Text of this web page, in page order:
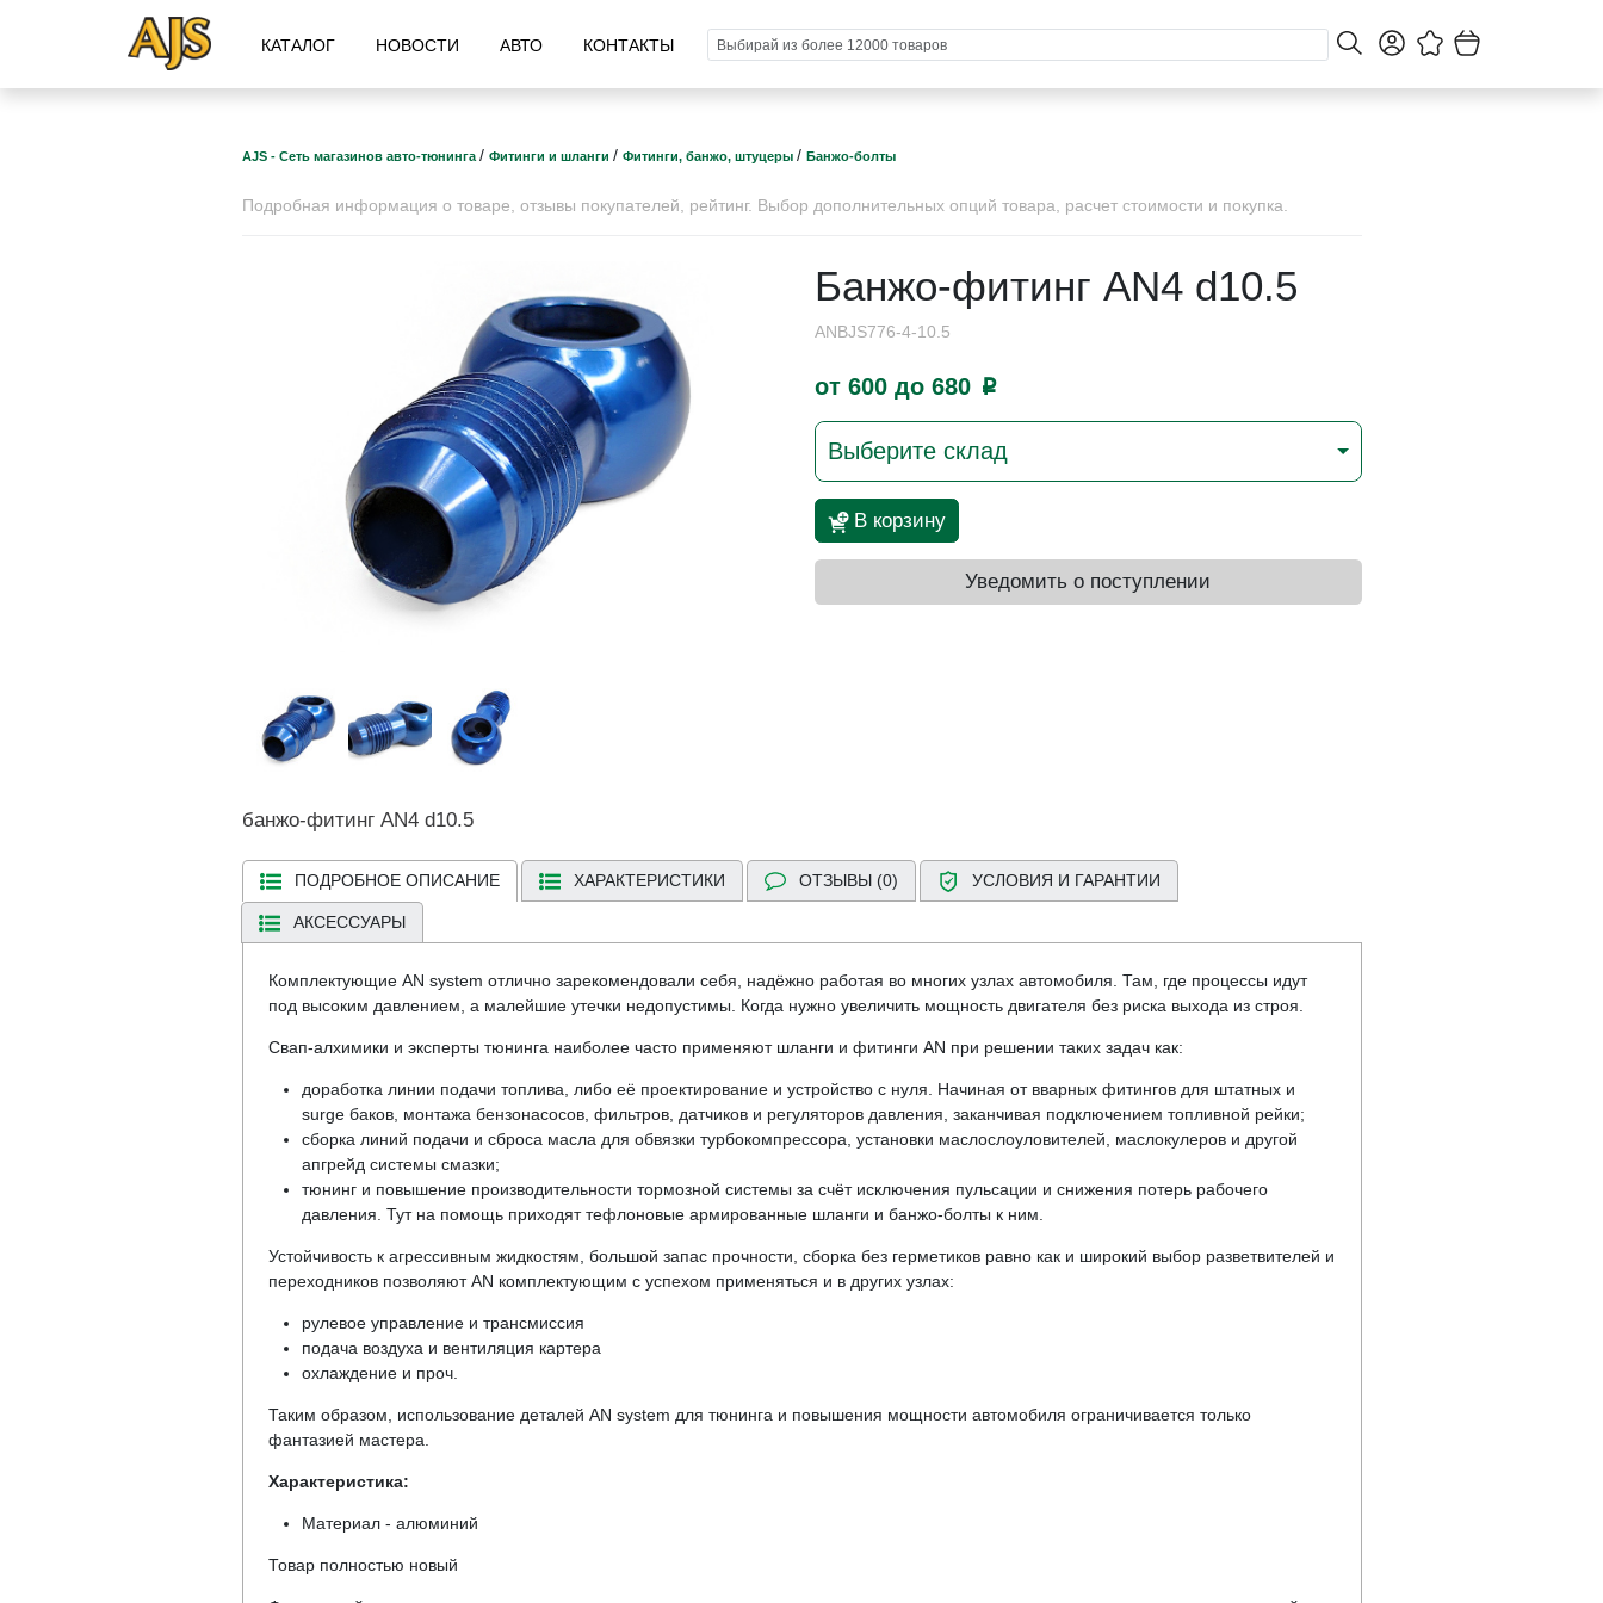
КАТАЛОГ НОВОСТИ АВТО КОНТАКТЫ
AJS - Сеть магазинов авто-тюнинга / Фитинги и шланги / Фитинги, банжо, штуцеры / Банжо-болты
Подробная информация о товаре, отзывы покупателей, рейтинг. Выбор дополнительных опций товара, расчет стоимости и покупка.
Банжо-фитинг AN4 d10.5
ANBJS776-4-10.5
от 600 до 680 p
Выберите склад
В корзину
Уведомить о поступлении
банжо-фитинг AN4 d10.5
ПОДРОБНОЕ ОПИСАНИЕ ХАРАКТЕРИСТИКИ ОТЗЫВЫ (0) УСЛОВИЯ И ГАРАНТИИ
АКСЕССУАРЫ
Комплектующие AN system отлично зарекомендовали себя, надёжно работая во многих узлах автомобиля. Там, где процессы идут
под высоким давлением, а малейшие утечки недопустимы. Когда нужно увеличить мощность двигателя без риска выхода из строя.
Свап-алхимики и эксперты тюнинга наиболее часто применяют шланги и фитинги AN при решении таких задач как:
доработка линии подачи топлива, либо её проектирование и устройство с нуля. Начиная от вварных фитингов для штатных и
surge баков, монтажа бензонасосов, фильтров, датчиков и регуляторов давления, заканчивая подключением топливной рейки;
сборка линий подачи и сброса масла для обвязки турбокомпрессора, установки маслослоуловителей, маслокулеров и другой
апгрейд системы смазки;
тюнинг и повышение производительности тормозной системы за счёт исключения пульсации и снижения потерь рабочего
давления. Тут на помощь приходят тефлоновые армированные шланги и банжо-болты к ним.
Устойчивость к агрессивным жидкостям, большой запас прочности, сборка без герметиков равно как и широкий выбор разветвителей и
переходников позволяют AN комплектующим с успехом применяться и в других узлах:
рулевое управление и трансмиссия
подача воздуха и вентиляция картера
охлаждение и проч.
Таким образом, использование деталей AN system для тюнинга и повышения мощности автомобиля ограничивается только
фантазией мастера.
Характеристика:
Материал - алюминий
Товар полностью новый